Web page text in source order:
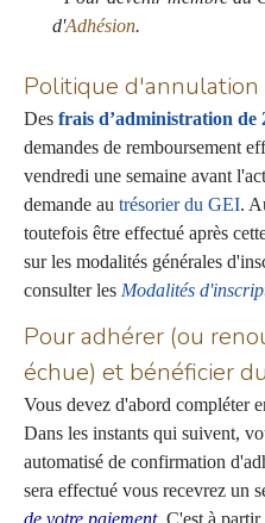
d'Adhésion.
Politique d'annulation
Des frais d’administration de
demandes de remboursement
vendredi une semaine avant
demande au trésorier du GEI.
toutefois être effectué après
sur les modalités générales
consulter les Modalités
Pour adhérer (ou
échue) et bénéficier
Vous devez d'abord compléter
Dans les instants qui suivent,
automatisé de confirmation
sera effectué vous recevrez un